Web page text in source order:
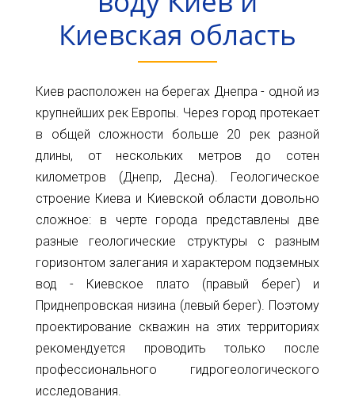
глубин
Новости
Статьи
Отзывы
Контакты
г.Киев
ул.
Большая
Окружная,
4
(рядом
с
гипермаркетом
Ашан)
+38(098)856-
11-
61
+38(068)556-
32
info@1kbk.com.ua
Киевская область
Киев расположен на берегах Днепра - одной из
крупнейших рек Европы. Через город протекает
в общей сложности больше 20 рек разной
длины, от нескольких метров до сотен
километров (Днепр, Десна). Геологическое
строение Киева и Киевской области довольно
сложное: в черте города представлены две
разные геологические структуры с разным
горизонтом залегания и характером подземных
вод - Киевское плато (правый берег) и
Приднепровская низина (левый берег). Поэтому
проектирование скважин на этих территориях
рекомендуется проводить только после
профессионального гидрогеологического
исследования.